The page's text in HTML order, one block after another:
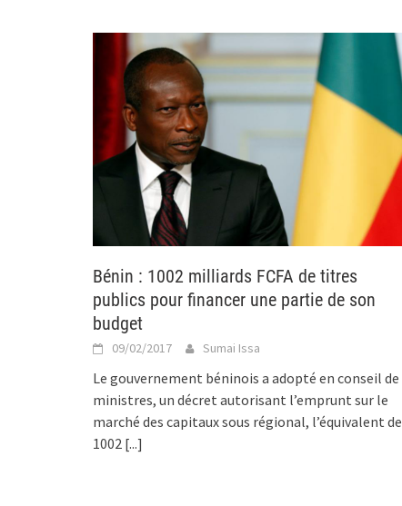
Bénin : 1002 milliards FCFA de titres
publics pour financer une partie de son
budget
09/02/2017 Sumai Issa
Le gouvernement béninois a adopté en conseil de
ministres, un décret autorisant l’emprunt sur le
marché des capitaux sous régional, l’équivalent de
1002 [...]